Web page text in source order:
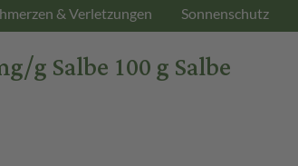
& Verletzungen Sonnenschutz
g Salbe 100 g Salbe